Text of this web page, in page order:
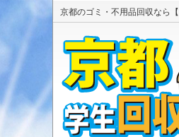
京都のゴミ・不用品回収なら